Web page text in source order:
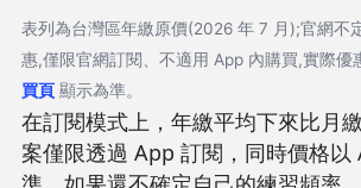
表列為台灣區年繳原價(2026 年 7 月);官網不
惠,僅限官網訂閱、不適用 App 內購買,實際優
買頁顯示為準。
在訂閱模式上，年繳平均下來比月
案僅限透過 App 訂閱，同時價格以